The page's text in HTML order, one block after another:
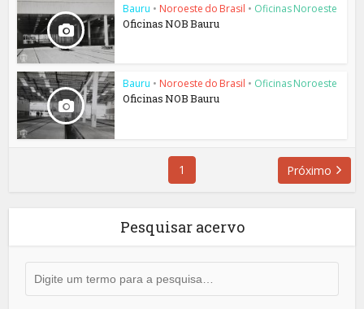
Bauru • Noroeste do Brasil • Oficinas Noroeste
Oficinas NOB Bauru
Bauru • Noroeste do Brasil • Oficinas Noroeste
Oficinas NOB Bauru
1 Próximo
Pesquisar acervo